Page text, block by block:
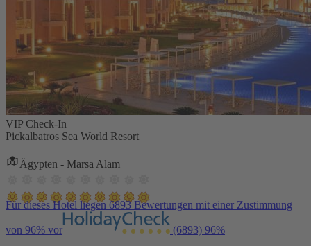
VIP Check-In
Pickalbatros Sea World Resort
Ägypten - Marsa Alam
Für dieses Hotel liegen 6893 Bewertungen mit einer Zustimmung
von 96% vor (6893) 96%